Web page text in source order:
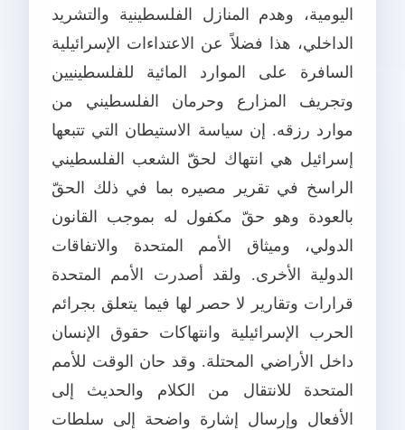
اليومية، وهدم المنازل الفلسطينية والتشريد
الداخلي، هذا فضلاً عن الاعتداءات الإسرائيلية
السافرة على الموارد المائية للفلسطينيين
وتجريف المزارع وحرمان الفلسطيني من
موارد رزقه. إن سياسة الاستيطان التي تتبعها
إسرائيل هي انتهاك لحقّ الشعب الفلسطيني
الراسخ في تقرير مصيره بما في ذلك الحقّ
بالعودة وهو حقّ مكفول له بموجب القانون
الدولي، وميثاق الأمم المتحدة والاتفاقات
الدولية الأخرى. ولقد أصدرت الأمم المتحدة
قرارات وتقارير لا حصر لها فيما يتعلق بجرائم
الحرب الإسرائيلية وانتهاكات حقوق الإنسان
داخل الأراضي المحتلة. وقد حان الوقت للأمم
المتحدة للانتقال من الكلام والحديث إلى
الأفعال وإرسال إشارة واضحة إلى سلطات